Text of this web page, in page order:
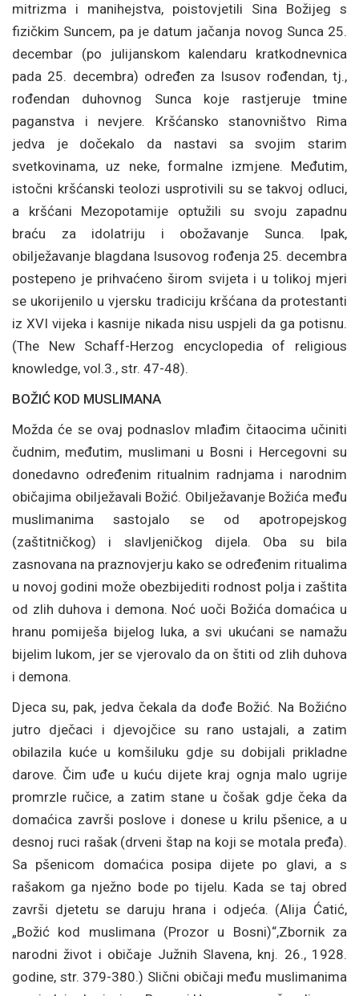
mitrizma i manihejstva, poistovjetili Sina Božijeg s
fizičkim Suncem, pa je datum jačanja novog Sunca 25.
decembar (po julijanskom kalendaru kratkodnevnica
pada 25. decembra) određen za Isusov rođendan, tj.,
rođendan duhovnog Sunca koje rastjeruje tmine
paganstva i nevjere. Kršćansko stanovništvo Rima
jedva je dočekalo da nastavi sa svojim starim
svetkovinama, uz neke, formalne izmjene. Međutim,
istočni kršćanski teolozi usprotivili su se takvoj odluci,
a kršćani Mezopotamije optužili su svoju zapadnu
braću za idolatriju i obožavanje Sunca. Ipak,
obilježavanje blagdana Isusovog rođenja 25. decembra
postepeno je prihvaćeno širom svijeta i u tolikoj mjeri
se ukorijenilo u vjersku tradiciju kršćana da protestanti
iz XVI vijeka i kasnije nikada nisu uspjeli da ga potisnu.
(The New Schaff-Herzog encyclopedia of religious
knowledge, vol.3., str. 47-48).
BOŽIĆ KOD MUSLIMANA
Možda će se ovaj podnaslov mlađim čitaocima učiniti
čudnim, međutim, muslimani u Bosni i Hercegovni su
donedavno određenim ritualnim radnjama i narodnim
običajima obilježavali Božić. Obilježavanje Božića među
muslimanima sastojalo se od apotropejskog
(zaštitničkog) i slavljeničkog dijela. Oba su bila
zasnovana na praznovjerju kako se određenim ritualima
u novoj godini može obezbijediti rodnost polja i zaštita
od zlih duhova i demona. Noć uoči Božića domaćica u
hranu pomiješa bijelog luka, a svi ukućani se namažu
bijelim lukom, jer se vjerovalo da on štiti od zlih duhova
i demona.
Djeca su, pak, jedva čekala da dođe Božić. Na Božićno
jutro dječaci i djevojčice su rano ustajali, a zatim
obilazila kuće u komšiluku gdje su dobijali prikladne
darove. Čim uđe u kuću dijete kraj ognja malo ugrije
promrzle ručice, a zatim stane u čošak gdje čeka da
domaćica završi poslove i donese u krilu pšenice, a u
desnoj ruci rašak (drveni štap na koji se motala pređa).
Sa pšenicom domaćica posipa dijete po glavi, a s
rašakom ga nježno bode po tijelu. Kada se taj obred
završi djetetu se daruju hrana i odjeća. (Alija Ćatić,
„Božić kod muslimana (Prozor u Bosni)“,Zbornik za
narodni život i običaje Južnih Slavena, knj. 26., 1928.
godine, str. 379-380.) Slični običaji među muslimanima